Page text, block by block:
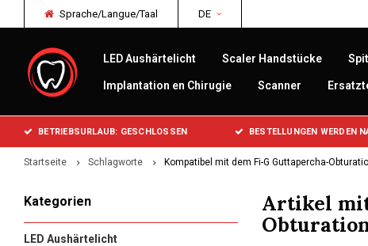
Sprache/Langue/Taal DE
LED Aushärtelicht Scaler Handstücke
Implantation en Chirugie Scanner
BETRIEBSURLAUB: GESCHLOSSEN BESTELLUNGEN WERDEN
Startseite Schlagworte Kompatibel mit dem Fi-G Guttapercha-
Kategorien
LED Aushärtelicht
Artikel